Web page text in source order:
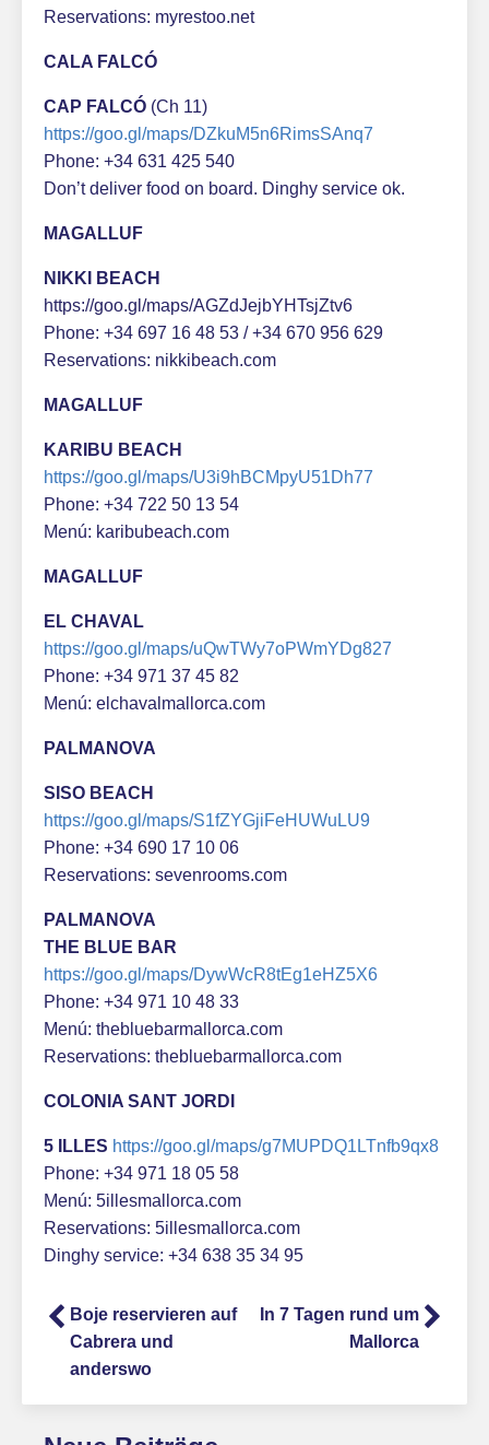
Reservations: myrestoo.net
CALA FALCÓ
CAP FALCÓ (Ch 11)
https://goo.gl/maps/DZkuM5n6RimsSAnq7
Phone: +34 631 425 540
Don’t deliver food on board. Dinghy service ok.
MAGALLUF
NIKKI BEACH
https://goo.gl/maps/AGZdJejbYHTsjZtv6
Phone: +34 697 16 48 53 / +34 670 956 629
Reservations: nikkibeach.com
MAGALLUF
KARIBU BEACH
https://goo.gl/maps/U3i9hBCMpyU51Dh77
Phone: +34 722 50 13 54
Menú: karibubeach.com
MAGALLUF
EL CHAVAL
https://goo.gl/maps/uQwTWy7oPWmYDg827
Phone: +34 971 37 45 82
Menú: elchavalmallorca.com
PALMANOVA
SISO BEACH
https://goo.gl/maps/S1fZYGjiFeHUWuLU9
Phone: +34 690 17 10 06
Reservations: sevenrooms.com
PALMANOVA
THE BLUE BAR
https://goo.gl/maps/DywWcR8tEg1eHZ5X6
Phone: +34 971 10 48 33
Menú: thebluebarmallorca.com
Reservations: thebluebarmallorca.com
COLONIA SANT JORDI
5 ILLES https://goo.gl/maps/g7MUPDQ1LTnfb9qx8
Phone: +34 971 18 05 58
Menú: 5illesmallorca.com
Reservations: 5illesmallorca.com
Dinghy service: +34 638 35 34 95
Boje reservieren auf
Cabrera und
anderswo
In 7 Tagen rund um
Mallorca